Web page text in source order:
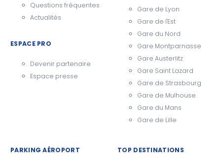
Questions fréquentes
Actualités
ESPACE PRO
Devenir partenaire
Espace presse
Gare de Lyon
Gare de l'Est
Gare du Nord
Gare Montparnasse
Gare Austerlitz
Gare Saint Lazard
Gare de Strasbourg
Gare de Mulhouse
Gare du Mans
Gare de Lille
PARKING AÉROPORT TOP DESTINATIONS